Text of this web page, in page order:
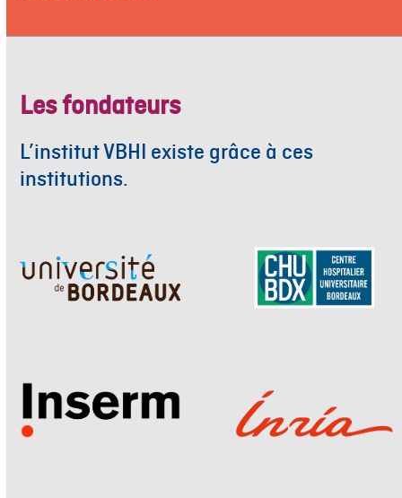
Les fondateurs
L’institut VBHI existe grâce à ces
institutions.